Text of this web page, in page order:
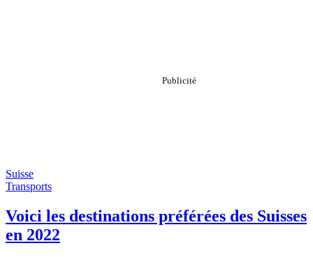
Suisse
Transports
Voici les destinations préférées des Suisses
en 2022